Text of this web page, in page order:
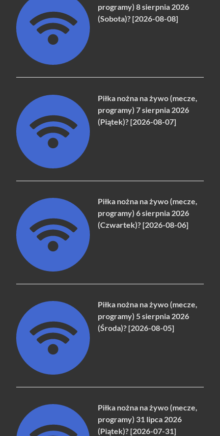
programy) 8 sierpnia 2026
(Sobota)? [2026-08-08]
Piłka nożna na żywo (mecze,
programy) 7 sierpnia 2026
(Piątek)? [2026-08-07]
Piłka nożna na żywo (mecze,
programy) 6 sierpnia 2026
(Czwartek)? [2026-08-06]
Piłka nożna na żywo (mecze,
programy) 5 sierpnia 2026
(Środa)? [2026-08-05]
Piłka nożna na żywo (mecze,
programy) 31 lipca 2026
(Piątek)? [2026-07-31]